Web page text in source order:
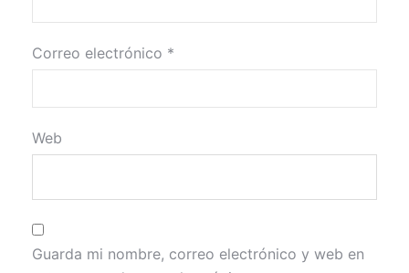
Correo electrónico *
Web
Guarda mi nombre, correo electrónico y web en